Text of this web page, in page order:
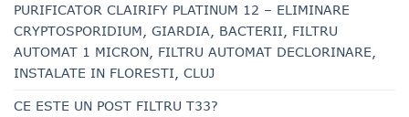
PURIFICATOR CLAIRIFY PLATINUM 12 – ELIMINARE
CRYPTOSPORIDIUM, GIARDIA, BACTERII, FILTRU
AUTOMAT 1 MICRON, FILTRU AUTOMAT DECLORINARE,
INSTALATE IN FLORESTI, CLUJ
CE ESTE UN POST FILTRU T33?